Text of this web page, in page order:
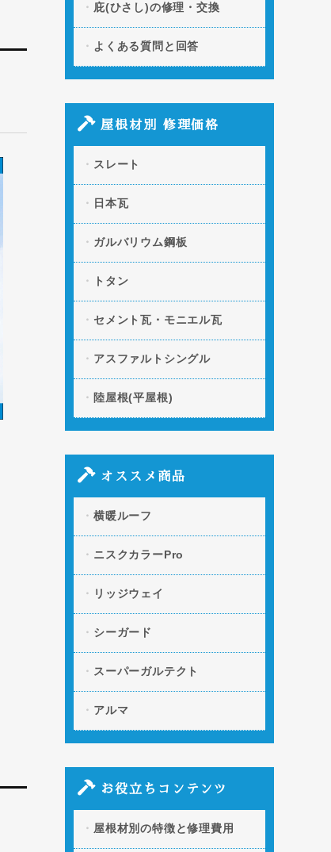
庇(ひさし)の修理・交換
よくある質問と回答
屋根材別 修理価格
スレート
日本瓦
ガルバリウム鋼板
トタン
セメント瓦・モニエル瓦
アスファルトシングル
陸屋根(平屋根)
オススメ商品
横暖ルーフ
ニスクカラーPro
リッジウェイ
シーガード
スーパーガルテクト
アルマ
お役立ちコンテンツ
屋根材別の特徴と修理費用